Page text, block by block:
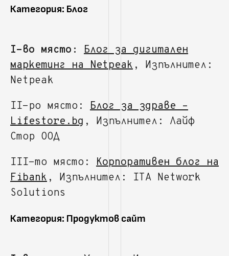
Категория: Блог
I-во място: Блог за дигитален
маркетинг на Netpeak, Изпълнител:
Netpeak
II-ро място: Блог за здраве –
Lifestore.bg , Изпълнител: Лайф
Стор ООД
III-то място: Корпоративен блог на
Fibank, Изпълнител: ITA Network
Solutions
Категория: Продуктов сайт